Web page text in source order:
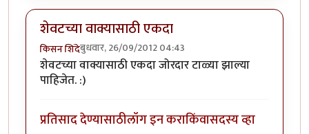
शेवटच्या वाक्यासाठी एकदा
किसन शिंदेबुधवार, 26/09/2012 04:43
शेवटच्या वाक्यासाठी एकदा जोरदार टाळ्या झाल्या
पाहिजेत. :)
प्रतिसाद देण्यासाठीलॉग इन कराकिंवासदस्य व्हा